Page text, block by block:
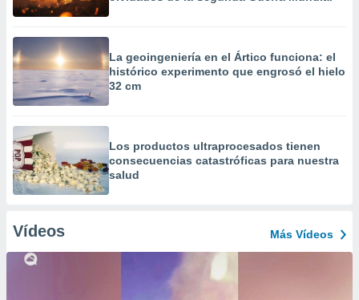
La geoingeniería en el Ártico funciona: el
histórico experimento que engrosó el hielo
32 cm
Los productos ultraprocesados ​​tienen
consecuencias catastróficas para nuestra
salud
Vídeos Más Vídeos